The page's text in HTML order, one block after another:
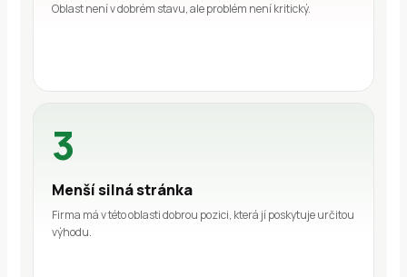
Oblast není v dobrém stavu, ale problém není kritický.
3
Menší silná stránka
Firma má v této oblasti dobrou pozici, která jí poskytuje určitou
výhodu.